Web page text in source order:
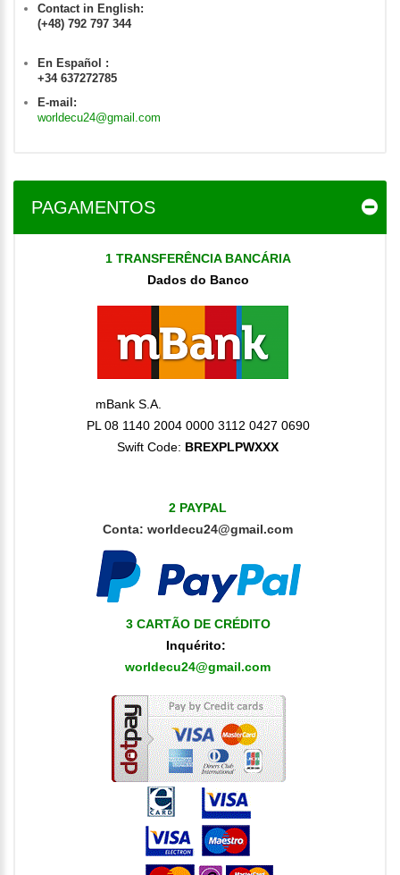
Contact in English:
(+48) 792 797 344
En Español :
+34 637272785
E-mail:
worldecu24@gmail.com
PAGAMENTOS
1 TRANSFERÊNCIA BANCÁRIA
Dados do Banco
mBank S.A.
PL 08 1140 2004 0000 3112 0427 0690
Swift Code: BREXPLPWXXX
2 PAYPAL
Conta: worldecu24@gmail.com
3 CARTÃO DE CRÉDITO
Inquérito:
worldecu24@gmail.com